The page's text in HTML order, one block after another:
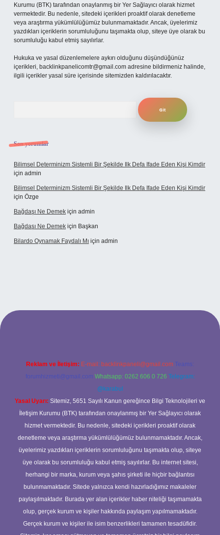
Kurumu (BTK) tarafından onaylanmış bir Yer Sağlayıcı olarak hizmet
vermektedir. Bu nedenle, sitedeki içerikleri proaktif olarak denetleme
veya araştırma yükümlülüğümüz bulunmamaktadır. Ancak, üyelerimiz
yazdıkları içeriklerin sorumluluğunu taşımakta olup, siteye üye olarak bu
sorumluluğu kabul etmiş sayılırlar.
Hukuka ve yasal düzenlemelere aykırı olduğunu düşündüğünüz
içerikleri, backlinkpanelicomtr@gmail.com adresine bildirmeniz halinde,
ilgili içerikler yasal süre içerisinde sitemizden kaldırılacaktır.
Son yorumlar
Bilimsel Determinizm Sistemli Bir Şekilde Ilk Defa Ifade Eden Kişi Kimdir
için admin
Bilimsel Determinizm Sistemli Bir Şekilde Ilk Defa Ifade Eden Kişi Kimdir
için Özge
Bağdaşı Ne Demek için admin
Bağdaşı Ne Demek için Başkan
Bilardo Oynamak Faydalı Mı için admin
bahis sitesi
Reklam ve İletişim: E-mail: backlinkpaneli@gmail.com Teams:
forumhizmeti@gmail.com Whatsapp: 0262 606 0 726 Telegram:
@karabul
Yasal Uyarı: Sitemiz, 5651 Sayılı Kanun gereğince Bilgi Teknolojileri ve
İletişim Kurumu (BTK) tarafından onaylanmış bir Yer Sağlayıcı olarak
hizmet vermektedir. Bu nedenle, sitedeki içerikleri proaktif olarak
denetleme veya araştırma yükümlülüğümüz bulunmamaktadır. Ancak,
üyelerimiz yazdıkları içeriklerin sorumluluğunu taşımakta olup, siteye
üye olarak bu sorumluluğu kabul etmiş sayılırlar. Bu internet sitesi,
herhangi bir marka, kurum veya şahıs şirketi ile hiçbir bağlantısı
bulunmamaktadır. Sitede yalnızca kendi hazırladığımız makaleler
paylaşılmaktadır. Burada yer alan içerikler haber niteliği taşımamakta
olup, gerçek kurum ve kişiler hakkında paylaşım yapılmamaktadır.
Gerçek kurum ve kişiler ile isim benzerlikleri tamamen tesadüfidir.